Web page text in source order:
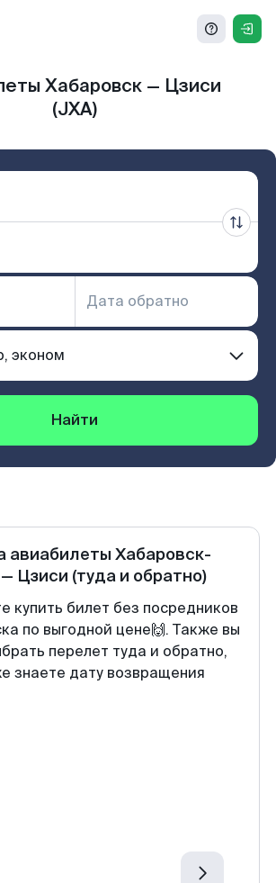
Хабаровск — Цзиси
(JXA)
Найти
авиабилеты Хабаровск-
— Цзиси (туда и обратно)
купить билет без посредников
по выгодной цене🙌. Также вы
перелет туда и обратно,
знаете дату возвращения